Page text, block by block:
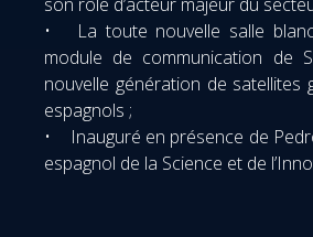
• La toute nouvelle salle
module de communication de
nouvelle génération de satellites
espagnols ;
• Inauguré en présence de
espagnol de la Science et de